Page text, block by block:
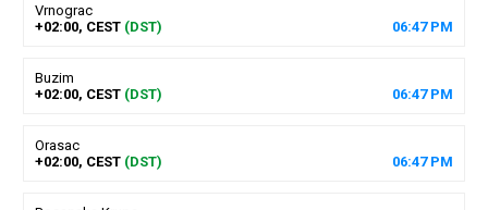
Vrnograc
+02:00, CEST (DST) 06:47PM
Buzim
+02:00, CEST (DST) 06:47PM
Orasac
+02:00, CEST (DST) 06:47PM